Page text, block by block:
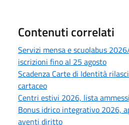
Contenuti correlati
Servizi mensa e scuolabus
iscrizioni fino al 25 agosto
Scadenza Carte di Identità
cartaceo
Centri estivi 2026, lista ammessi
Bonus idrico integrativo 2026,
aventi diritto